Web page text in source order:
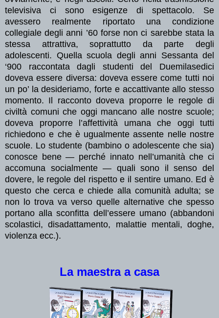
televisiva ci sono esigenze di spettacolo. Se
avessero realmente riportato una condizione
collegiale degli anni ’60 forse non ci sarebbe stata la
stessa attrattiva, soprattutto da parte degli
adolescenti. Quella scuola degli anni Sessanta del
‘900 raccontata dagli studenti del Duemilasedici
doveva essere diversa: doveva essere come tutti noi
un po’ la desideriamo, forte e accattivante allo stesso
momento. Il racconto doveva proporre le regole di
civiltà comuni che oggi mancano alle nostre scuole;
doveva proporre l’affettività umana che oggi tutti
richiedono e che è ugualmente assente nelle nostre
scuole. Lo studente (bambino o adolescente che sia)
conosce bene— perché innato nell’umanità che ci
accomuna socialmente— quali sono il senso del
dovere, le regole del rispetto e il sentire umano. Ed è
questo che cerca e chiede alla comunità adulta; se
non lo trova va verso quelle alternative che spesso
portano alla sconfitta dell’essere umano (abbandoni
scolastici, disadattamento, malattie mentali, doghe,
violenza ecc.).
La maestra a casa